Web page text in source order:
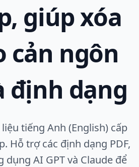
giúp xóa
cản ngôn
định dạng
tiếng Anh (English) cấp
Hỗ trợ các định dạng PDF,
dụng AI GPT và Claude để